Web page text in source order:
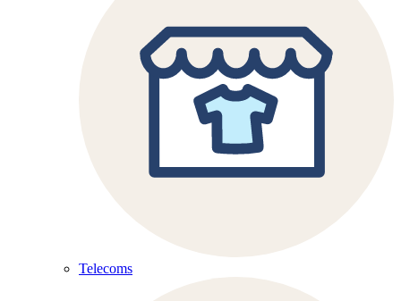
Telecoms